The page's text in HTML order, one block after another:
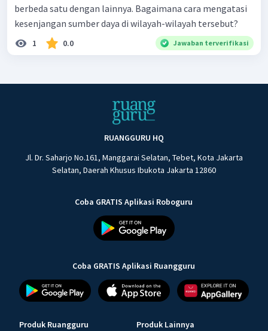
berbeda satu dengan lainnya. Bagaimana cara mengatasi
kesenjangan sumber daya di wilayah-wilayah tersebut?
1 0.0 Jawaban terverifikasi
RUANGGURU HQ
Jl. Dr. Saharjo No.161, Manggarai Selatan, Tebet, Kota Jakarta
Selatan, Daerah Khusus Ibukota Jakarta 12860
Coba GRATIS Aplikasi Roboguru
Coba GRATIS Aplikasi Ruangguru
Produk Ruangguru Produk Lainnya